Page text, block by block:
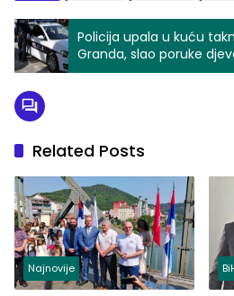
Policija upala u kuću
Granda, slao poruke
namami da se vide
Related Posts
Najnovije